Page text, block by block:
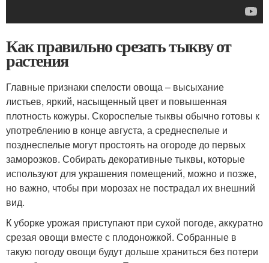
Как правильно срезать тыкву от
растения
Главные признаки спелости овоща – высыхание
листьев, яркий, насыщенный цвет и повышенная
плотность кожуры. Скороспелые тыквы обычно готовы к
употреблению в конце августа, а среднеспелые и
позднеспелые могут простоять на огороде до первых
заморозков. Собирать декоративные тыквы, которые
используют для украшения помещений, можно и позже,
но важно, чтобы при морозах не пострадал их внешний
вид.
К уборке урожая приступают при сухой погоде, аккуратно
срезая овощи вместе с плодоножкой. Собранные в
такую погоду овощи будут дольше храниться без потери